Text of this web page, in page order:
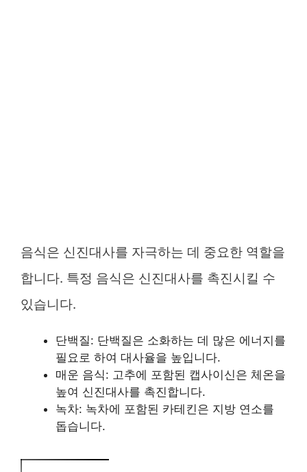
음식은 신진대사를 자극하는 데 중요한 역할을
합니다. 특정 음식은 신진대사를 촉진시킬 수
있습니다.
단백질: 단백질은 소화하는 데 많은 에너지를
필요로 하여 대사율을 높입니다.
매운 음식: 고추에 포함된 캡사이신은 체온을
높여 신진대사를 촉진합니다.
녹차: 녹차에 포함된 카테킨은 지방 연소를
돕습니다.